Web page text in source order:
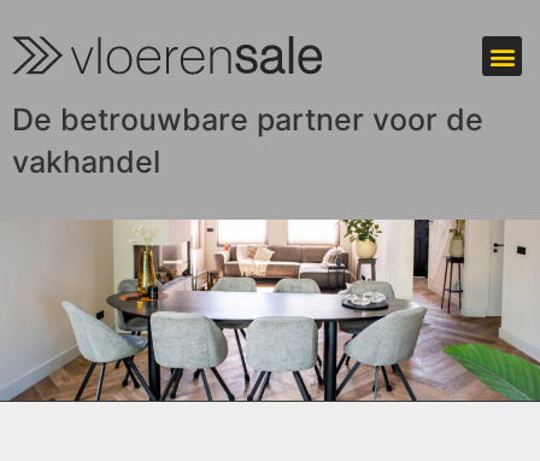
De betrouwbare partner voor de
vakhandel